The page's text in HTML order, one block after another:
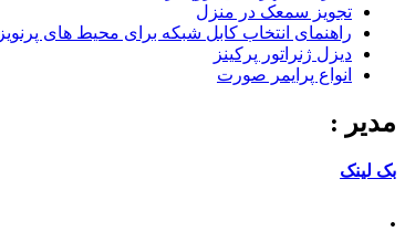
تجویز سمعک در منزل
راهنمای انتخاب کابل شبکه برای محیط های پرنویز
دیزل ژنراتور پرکینز
انواع پرایمر صورت
مدیر :
بک لینک
.